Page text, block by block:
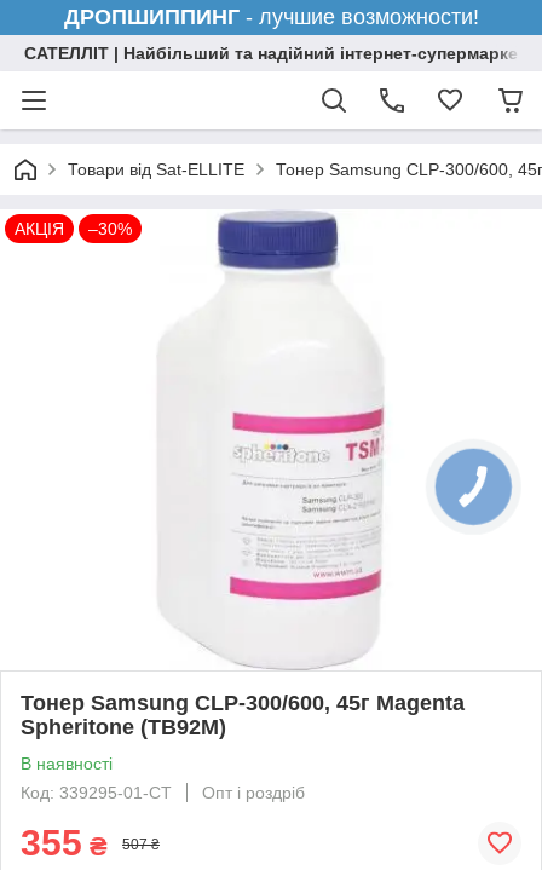
ДРОПШИППИНГ- лучшие возможности!
САТЕЛЛІТ | Найбільший та надійний інтернет-супермаркет
Товари від Sat-ELLITE Тонер Samsung CLP-300/600,
АКЦІЯ –30%
Тонер Samsung CLP-300/600, 45г Magenta
Spheritone (TB92M)
В наявності
Код: 339295-01-СТ
Опт і роздріб
355 ₴ 507 ₴